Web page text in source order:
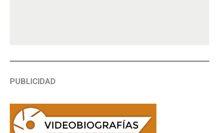
PUBLICIDAD